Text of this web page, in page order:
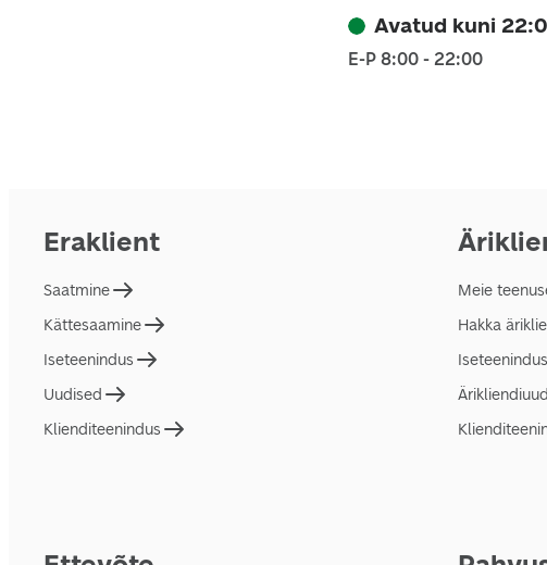
Avatud kuni
E-P 8:00 - 22:00
Eraklient
Saatmine
Kättesaamine
Iseteenindus
Uudised
Klienditeenindus
Meie
Hakka
Iseteenindus